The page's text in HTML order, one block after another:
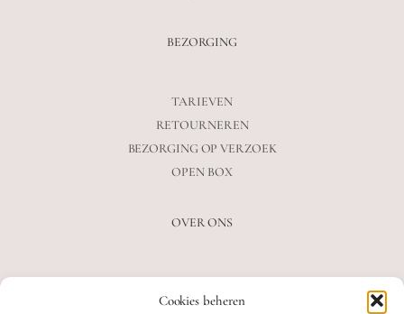
Cookies beheren
BEZORGING
TARIEVEN
RETOURNEREN
BEZORGING OP VERZOEK
OPEN BOX
OVER ONS
VEELGESTELDE VRAGEN
OVER ONS